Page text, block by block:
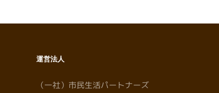
運営法人
（一社）市民生活パートナーズ